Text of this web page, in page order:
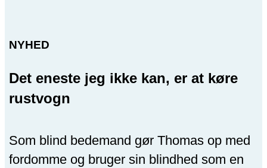
NYHED
Det eneste jeg ikke kan, er at køre
rustvogn
Som blind bedemand gør Thomas op med
fordomme og bruger sin blindhed som en